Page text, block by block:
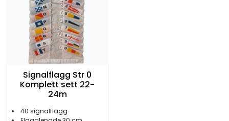
Signalflagg Str 0
Komplett sett 22-
24m
40 signalflagg